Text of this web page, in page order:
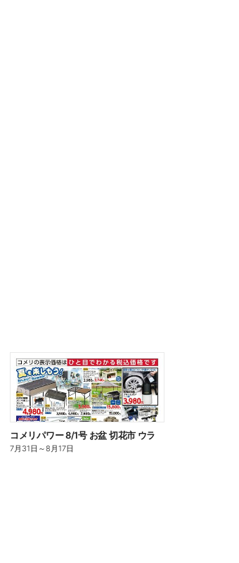
コメリパワー 8/1号 お盆 切花市 ウラ
7月31日 ～8月17日